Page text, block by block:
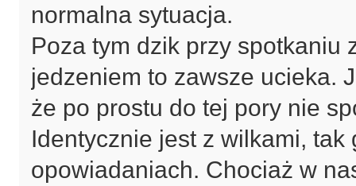
normalna sytuacja.
Poza tym dzik przy spotkaniu
jedzeniem to zawsze ucieka.
że po prostu do tej pory nie
Identycznie jest z wilkami,
opowiadaniach. Chociaż w